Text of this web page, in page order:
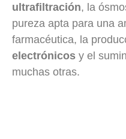
ultrafiltración, la
pureza apta para una
farmacéutica, la
electrónicos y el
muchas otras.